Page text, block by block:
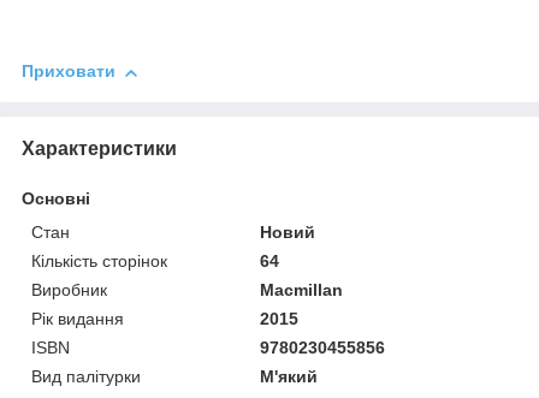
Приховати
Характеристики
Основні
Стан
Новий
Кількість сторінок
64
Виробник
Macmillan
Рік видання
2015
ISBN
9780230455856
Вид палітурки
М'який